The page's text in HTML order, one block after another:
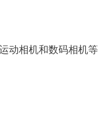
动相机和数码相机等